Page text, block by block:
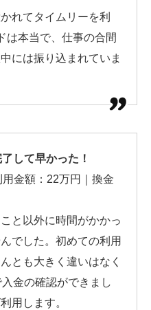
れてタイムリーを利
は本当で、仕事の合間
には振り込まれていま
して早かった！
金額：22万円｜換金
と以外に時間がかかっ
でした。初めての利用
とも大きく違いはなく
金の確認ができまし
用します。